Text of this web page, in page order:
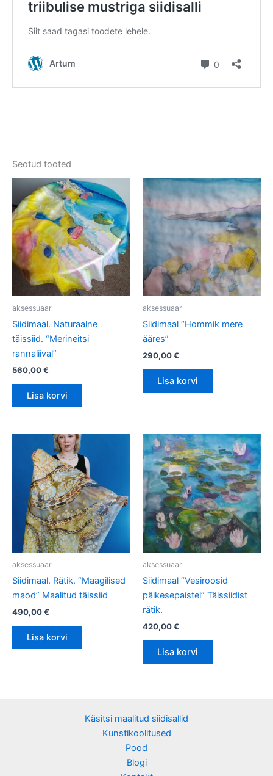
Seotud tooted
aksessuaar
Siidimaal. Naturaalne
täissiid. “Merineitsi
rannaliival”
560,00€
Lisa korvi
aksessuaar
Siidimaal “Hommik mere
ääres”
290,00€
Lisa korvi
aksessuaar
Siidimaal. Rätik. “Maagilised
maod” Maalitud täissiid
490,00€
Lisa korvi
aksessuaar
Siidimaal “Vesiroosid
päikesepaistel” Täissiidist
rätik.
420,00€
Lisa korvi
Käsitsi maalitud siidisallid
Kunstikoolitused
Pood
Blogi